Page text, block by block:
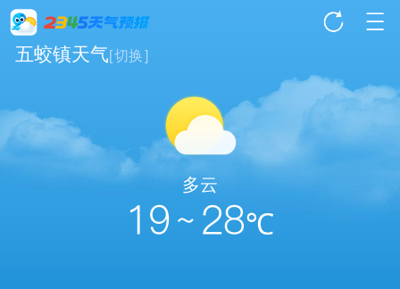
五蛟镇天气[切换]
多云
19 ~ 28℃